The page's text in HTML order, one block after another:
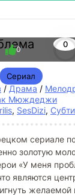
Сериал
0
0
/ Драма /
Мюждеджи
, SesDizi,
сериале
золотую
«У меня
являются
желаемой